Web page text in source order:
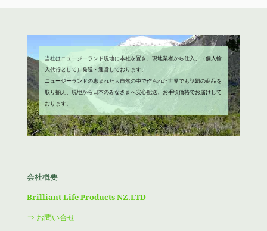
当社はニュージーランド現地に本社を置き、現地業者から仕入、（個人輸
入代行として）発送・運営しております。
ニュージーランドの恵まれた大自然の中で作られた世界でも話題の商品を
取り揃え、現地から日本のみなさまへ安心配送、お手頃価格でお届けして
おります。
会社概要
Brilliant Life Products NZ.LTD
⇒ お問い合せ